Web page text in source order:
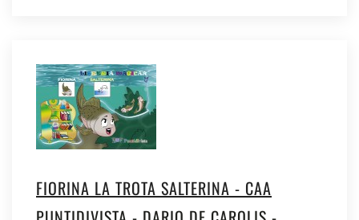
FIORINA LA TROTA SALTERINA - CAA